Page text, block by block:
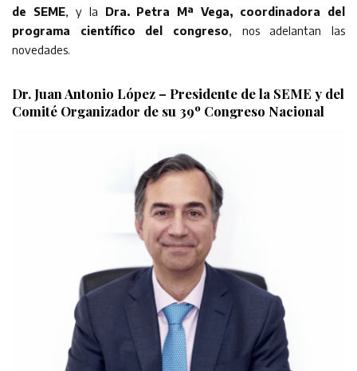
de SEME, y la Dra. Petra Mª Vega, coordinadora del
programa científico del congreso, nos adelantan las
novedades.
Dr. Juan Antonio López – Presidente de la SEME y del
Comité Organizador de su 39º Congreso Nacional